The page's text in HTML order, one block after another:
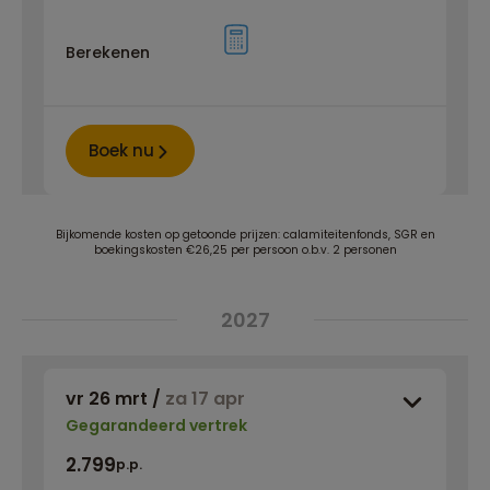
Berekenen
Boek nu
Bijkomende kosten op getoonde prijzen: calamiteitenfonds, SGR en
boekingskosten €26,25 per persoon o.b.v. 2 personen
2027
vr 26 mrt / za 17 apr
Gegarandeerd vertrek
2.799p.p.